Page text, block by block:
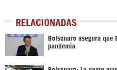
RELACIONADAS
Bolsonaro asegura
pandemia
Bolsonaro: La gente